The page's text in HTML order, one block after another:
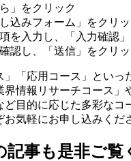
」をクリック
し込みフォーム」をクリ
を入力し、「入力確認
認し、「送信」をクリッ
」「応用コース」といっ
界情報リサーチコース」
ど目的に応じた多彩なコ
お気軽にお申し込みくだ
記事も是非ご覧